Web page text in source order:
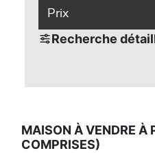
Prix
Recherche
MAISON À VENDRE À
COMPRISES)